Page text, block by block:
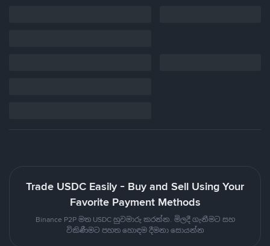
Trade USDC Easily - Buy and Sell Using Your
Favorite Payment Methods
Binance P2P මත USDC හුවමාරු කරන්න. මිලදී ගැනීමට සහ
විකිණීමට පහත හොඳම දීමනා සොයන්න